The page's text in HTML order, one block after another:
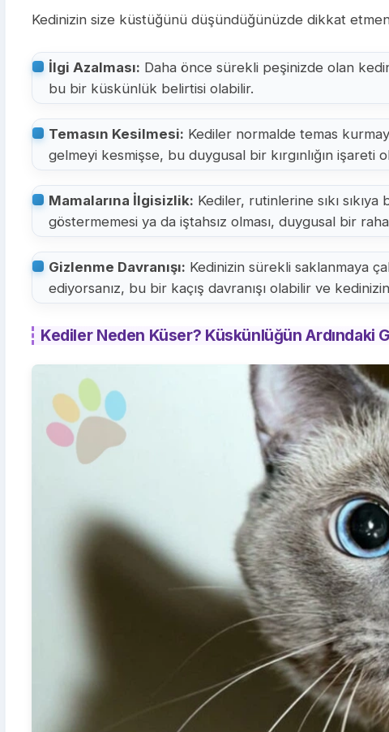
Kedinizin size küstüğünü düşündüğünüzde dikkat
İlgi Azalması: Daha önce sürekli peşinizde olan
bu bir küskünlük belirtisi olabilir.
Temasın Kesilmesi: Kediler normalde temas
gelmeyi kesmişse, bu duygusal bir kırgınlığın işareti
Mamalarına İlgisizlik: Kediler, rutinlerine sıkı
göstermemesi ya da iştahsız olması, duygusal bir
Gizlenme Davranışı: Kedinizin sürekli saklanmaya
ediyorsanız, bu bir kaçış davranışı olabilir ve
Kediler Neden Küser? Küskünlüğün Ardındaki